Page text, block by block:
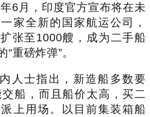
6月，印度官方宣布将在未
家全新的国家航运公司，
张至1000艘，成为二手船
重磅炸弹”。
士指出，新造船多数要
船，而且船价太高，买二
上用场。以目前集装箱船